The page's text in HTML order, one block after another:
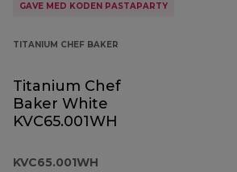
GAVE MED KODEN PASTAPARTY
TITANIUM CHEF BAKER
Titanium Chef
Baker White
KVC65.001WH
KVC65.001WH